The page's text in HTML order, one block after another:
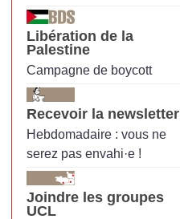
Libération de la
Palestine
Campagne de boycott
Recevoir la newsletter
Hebdomadaire : vous ne
serez pas envahi·e !
Joindre les groupes
UCL